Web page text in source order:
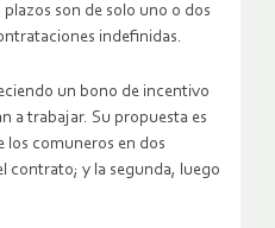
son de solo uno o dos
indefinidas.
un bono de incentivo
a trabajar. Su propuesta es
los comuneros en dos
contrato; y la segunda, luego